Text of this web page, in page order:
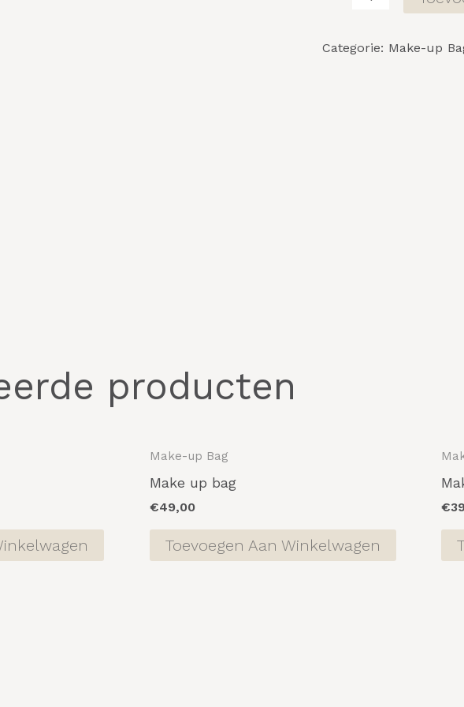
Categorie: Make-up
producten
Make-up Bag
Make up bag
€49,00
Toevoegen Aan Winkelwagen
€